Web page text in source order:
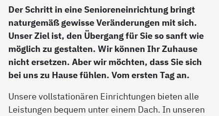
Der Schritt in eine Senioreneinrichtung bringt
naturgemäß gewisse Veränderungen mit sich.
Unser Ziel ist, den Übergang für Sie so sanft wie
möglich zu gestalten. Wir können Ihr Zuhause
nicht ersetzen. Aber wir möchten, dass Sie sich
bei uns zu Hause fühlen. Vom ersten Tag an.
Unsere vollstationären Einrichtungen bieten alle
Leistungen bequem unter einem Dach. In unseren